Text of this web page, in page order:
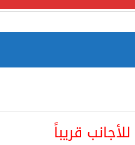
قريباً